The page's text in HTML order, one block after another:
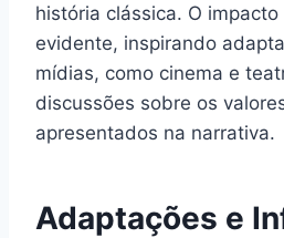
história clássica. O
evidente, inspirando
mídias, como cinema e
discussões sobre os
apresentados na narrativa.
Adaptações e